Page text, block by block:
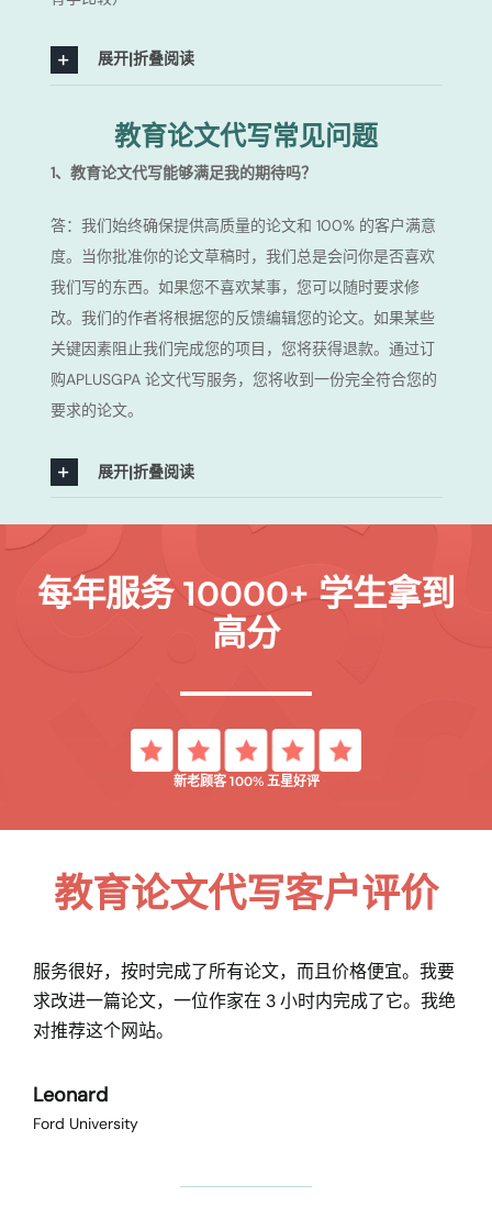
展开|折叠阅读
教育论文代写常见问题
1、教育论文代写能够满足我的期待吗？
答：我们始终确保提供高质量的论文和 100% 的客户满意
度。当你批准你的论文草稿时，我们总是会问你是否喜欢
我们写的东西。如果您不喜欢某事，您可以随时要求修
改。我们的作者将根据您的反馈编辑您的论文。如果某些
关键因素阻止我们完成您的项目，您将获得退款。通过订
购APLUSGPA 论文代写服务，您将收到一份完全符合您的
要求的论文。
展开|折叠阅读
每年服务 10000+ 学生拿到
高分
新老顾客 100% 五星好评
教育论文代写客户评价
服务很好，按时完成了所有论文，而且价格便宜。我要
求改进一篇论文，一位作家在 3 小时内完成了它。我绝
对推荐这个网站。
Leonard
Ford University